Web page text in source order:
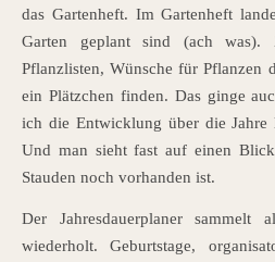
das Gartenheft. Im Gartenheft
Garten geplant sind (ach was).
Pflanzlisten, Wünsche für Pflanzen
ein Plätzchen finden. Das ginge
ich die Entwicklung über die
Und man sieht fast auf einen
Stauden noch vorhanden ist.
Der Jahresdauerplaner sammelt
wiederholt. Geburtstage,